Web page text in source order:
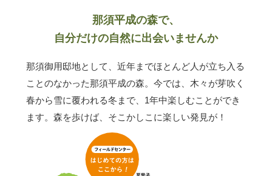
那須平成の森で、
自分だけの自然に出会いませんか
那須御用邸地として、近年までほとんど人が立ち入る
ことのなかった那須平成の森。今では、木々が芽吹く
春から雪に覆われる冬まで、1年中楽しむことができ
ます。森を歩けば、そこかしこに楽しい発見が！